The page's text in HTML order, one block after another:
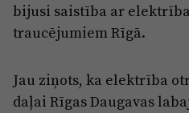
bijusi saistība ar
traucējumiem Rīgā.
Jau ziņots, ka elektrība
daļai Rīgas Daugavas